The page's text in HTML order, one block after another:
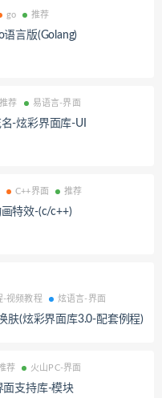
go 推荐
言版(Golang)
推荐 易语言-界面
-炫彩界面库-UI
C++界面 推荐
特效-(c/c++)
-视频教程 炫语言-界面
肤(炫彩界面库3.0-配套例程)
荐 火山PC-界面
面支持库-模块